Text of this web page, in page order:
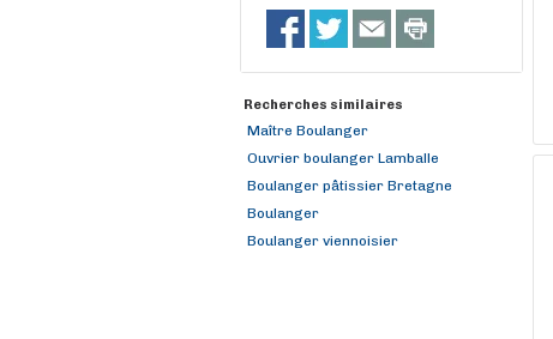
Recherches similaires
Maître Boulanger
Ouvrier boulanger Lamballe
Boulanger pâtissier Bretagne
Boulanger
Boulanger viennoisier